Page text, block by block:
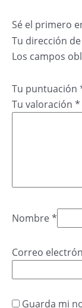
Sé el primero
Tu dirección
Los campos
Tu puntuación
Tu valoración *
Nombre*
Correo
Guarda mi